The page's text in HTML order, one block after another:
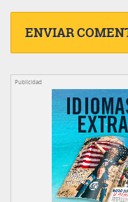
Publicidad